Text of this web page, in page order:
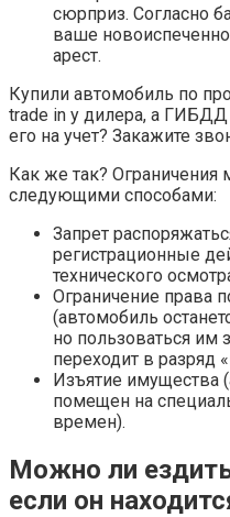
сюрприз. Согласно
ваше
арест.
Купили автомобиль по
trade in у дилера, а ГИБДД
его на учет? Закажите
Как же так?
следующими способами:
Запрет
регистрационные
технического
Ограничение права
(автомобиль
но пользоваться им
переходит в разряд
Изъятие имущества
помещен на
времен).
Можно ли
если он